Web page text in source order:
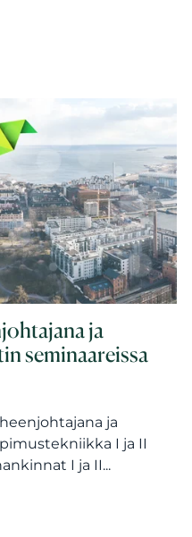
ja
seminaareissa
ja
I ja II
I ja II...